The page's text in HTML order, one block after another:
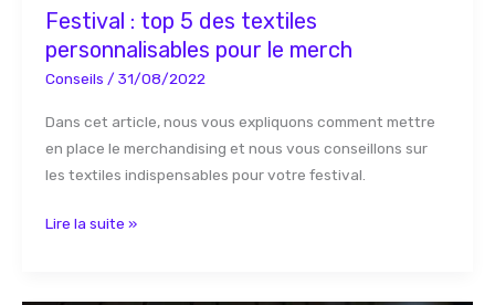
Festival : top 5 des textiles
personnalisables pour le merch
Conseils / 31/08/2022
Dans cet article, nous vous expliquons comment mettre
en place le merchandising et nous vous conseillons sur
les textiles indispensables pour votre festival.
Lire la suite »